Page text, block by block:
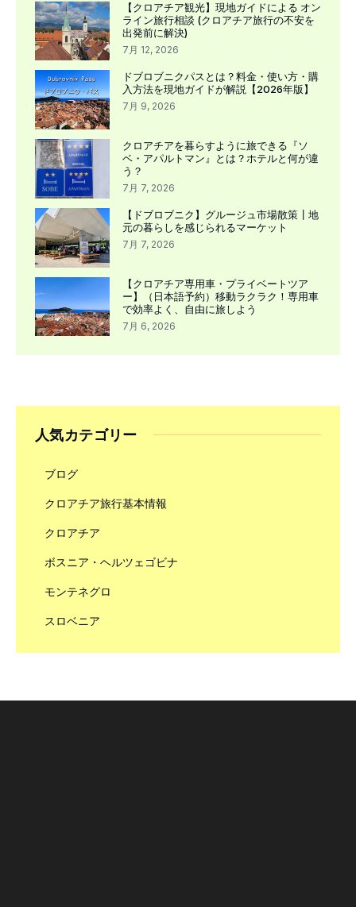
【クロアチア観光】現地ガイドによる オン
ライン旅行相談 (クロアチア旅行の不安を
出発前に解決)
7月 12, 2026
ドブロブニクパスとは？料金・使い方・購
入方法を現地ガイドが解説【2026年版】
7月 9, 2026
クロアチアを暮らすように旅できる『ソ
ベ・アパルトマン』とは？ホテルと何が違
う？
7月 7, 2026
【ドブロブニク】グルージュ市場散策┃地
元の暮らしを感じられるマーケット
7月 7, 2026
【クロアチア専用車・プライベートツア
ー】（日本語予約）移動ラクラク！専用車
で効率よく、自由に旅しよう
7月 6, 2026
人気カテゴリー
ブログ
クロアチア旅行基本情報
クロアチア
ボスニア・ヘルツェゴビナ
モンテネグロ
スロベニア